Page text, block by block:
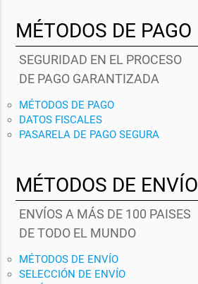
MÉTODOS DE PAGO
SEGURIDAD EN EL PROCESO
DE PAGO GARANTIZADA
MÉTODOS DE PAGO
DATOS FISCALES
PASARELA DE PAGO SEGURA
MÉTODOS DE ENVÍO
ENVÍOS A MÁS DE 100 PAISES
DE TODO EL MUNDO
MÉTODOS DE ENVÍO
SELECCIÓN DE ENVÍO